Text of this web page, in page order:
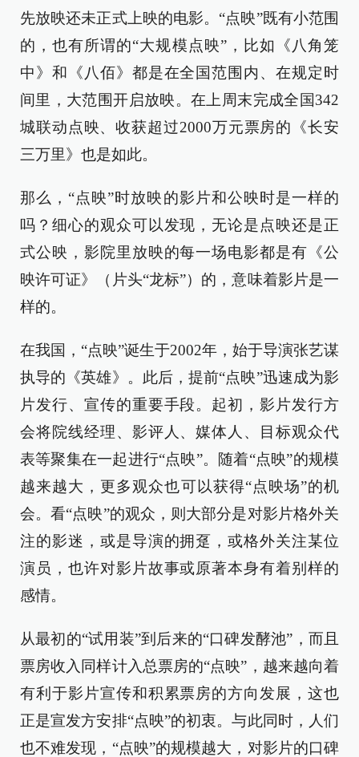
先放映还未正式上映的电影。“点映”既有小范围
的，也有所谓的“大规模点映”，比如《八角笼
中》和《八佰》都是在全国范围内、在规定时
间里，大范围开启放映。在上周末完成全国342
城联动点映、收获超过2000万元票房的《长安
三万里》也是如此。
那么，“点映”时放映的影片和公映时是一样的
吗？细心的观众可以发现，无论是点映还是正
式公映，影院里放映的每一场电影都是有《公
映许可证》（片头“龙标”）的，意味着影片是一
样的。
在我国，“点映”诞生于2002年，始于导演张艺谋
执导的《英雄》。此后，提前“点映”迅速成为影
片发行、宣传的重要手段。起初，影片发行方
会将院线经理、影评人、媒体人、目标观众代
表等聚集在一起进行“点映”。随着“点映”的规模
越来越大，更多观众也可以获得“点映场”的机
会。看“点映”的观众，则大部分是对影片格外关
注的影迷，或是导演的拥趸，或格外关注某位
演员，也许对影片故事或原著本身有着别样的
感情。
从最初的“试用装”到后来的“口碑发酵池”，而且
票房收入同样计入总票房的“点映”，越来越向着
有利于影片宣传和积累票房的方向发展，这也
正是宣发方安排“点映”的初衷。与此同时，人们
也不难发现，“点映”的规模越大，对影片的口碑